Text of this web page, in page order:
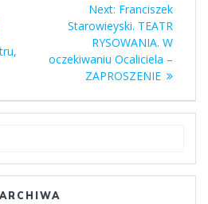
Next: Next
post:
Franciszek
Starowieyski. TEATR
RYSOWANIA. W
oczekiwaniu Ocaliciela –
ZAPROSZENIE
ARCHIWA